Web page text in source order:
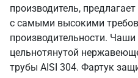
производитель,
с самыми высокими
производительности.
цельнотянутой
трубы AISI 304. Фартук